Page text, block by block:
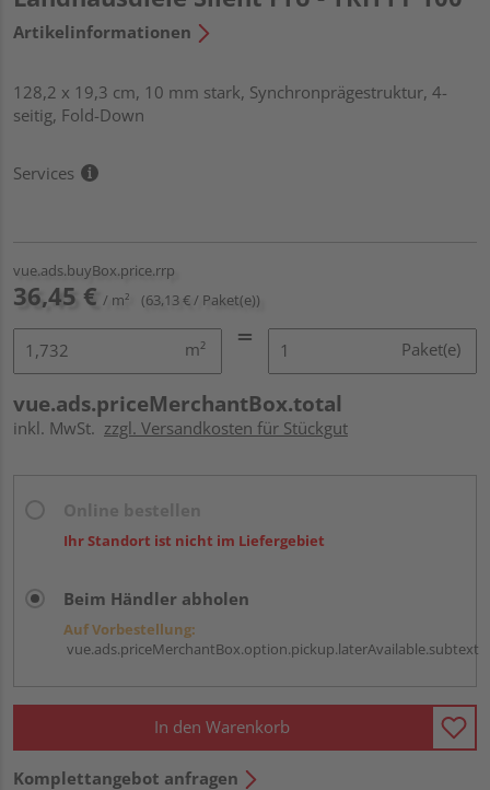
Artikelinformationen
128,2 x 19,3 cm, 10 mm stark, Synchronprägestruktur, 4-
seitig, Fold-Down
Services
vue.ads.buyBox.price.rrp
36,45 € / m² (63,13 € / Paket(e))
m² Paket(e)
vue.ads.priceMerchantBox.total
inkl. MwSt. zzgl. Versandkosten für Stückgut
Ihr Standort ist nicht im Liefergebiet
Beim Händler abholen
Auf Vorbestellung:
vue.ads.priceMerchantBox.option.pickup.laterAvailable.subtext
In den Warenkorb
Komplettangebot anfragen